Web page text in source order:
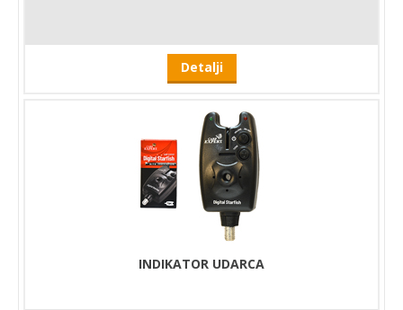
Detalji
INDIKATOR UDARCA